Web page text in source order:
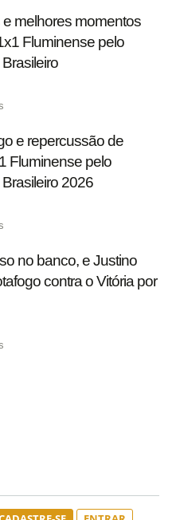
melhores momentos
Fluminense pelo
e repercussão de
Fluminense pelo
2026
no banco, e Justino
contra o Vitória por